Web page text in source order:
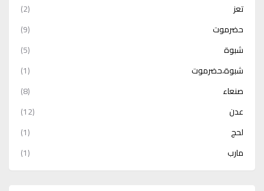
تعز
(2)
حضرموت
(9)
شبوة
(5)
شبوة،حضرموت
(1)
صنعاء
(8)
عدن
(12)
لحج
(1)
مارب
(1)